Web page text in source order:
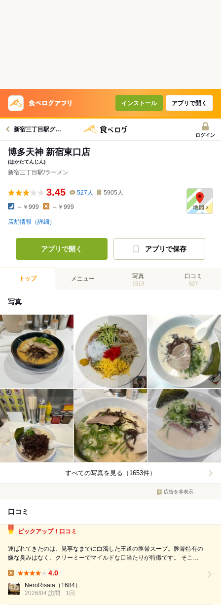
インストール アプリで開く
新宿三丁目駅グルメへ
ログイン
博多天神 新宿東口店
(はかたてんじん)
新宿三丁目駅/ラーメン
3.45 527 人 5905 人
～￥999 ～￥999
店舗情報（詳細）
アプリで開く アプリで保存
トップ メニュー 写真
1513
口コミ
527
写真
すべての写真を見る（1653件）
広告を非表示
口コミ
ピックアップ！口コミ
運ばれてきたのは、見事なまでに白濁した王道の豚骨スープ。豚骨特有の
嫌な臭みはなく、クリーミーでマイルドな口当たりが特徴です。 そこに
カウンターの目の前で手際よく麺が茹で上げられていくライブ感も、食欲
4.0
NeroRisaia （1684）
2026/04 訪問
1回